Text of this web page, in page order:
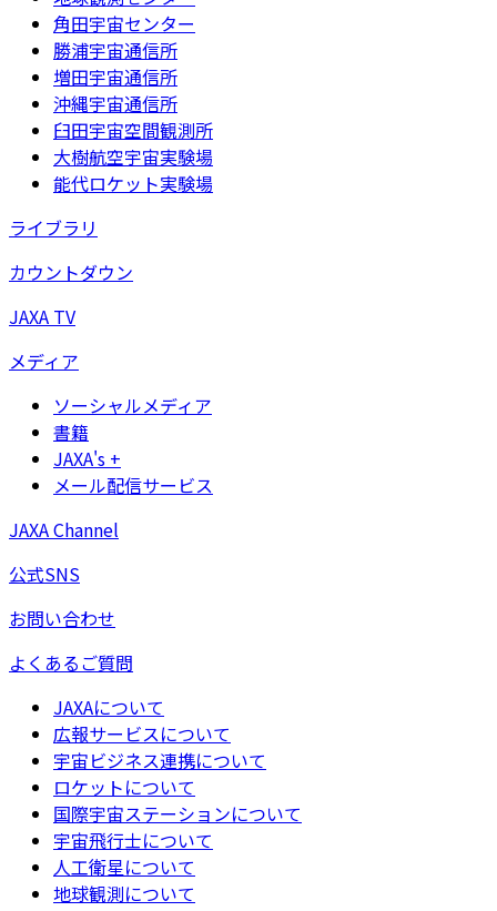
角田宇宙センター
勝浦宇宙通信所
増田宇宙通信所
沖縄宇宙通信所
臼田宇宙空間観測所
大樹航空宇宙実験場
能代ロケット実験場
ライブラリ
カウントダウン
JAXA TV
メディア
ソーシャルメディア
書籍
JAXA's +
メール配信サービス
JAXA Channel
公式SNS
お問い合わせ
よくあるご質問
JAXAについて
広報サービスについて
宇宙ビジネス連携について
ロケットについて
国際宇宙ステーションについて
宇宙飛行士について
人工衛星について
地球観測について